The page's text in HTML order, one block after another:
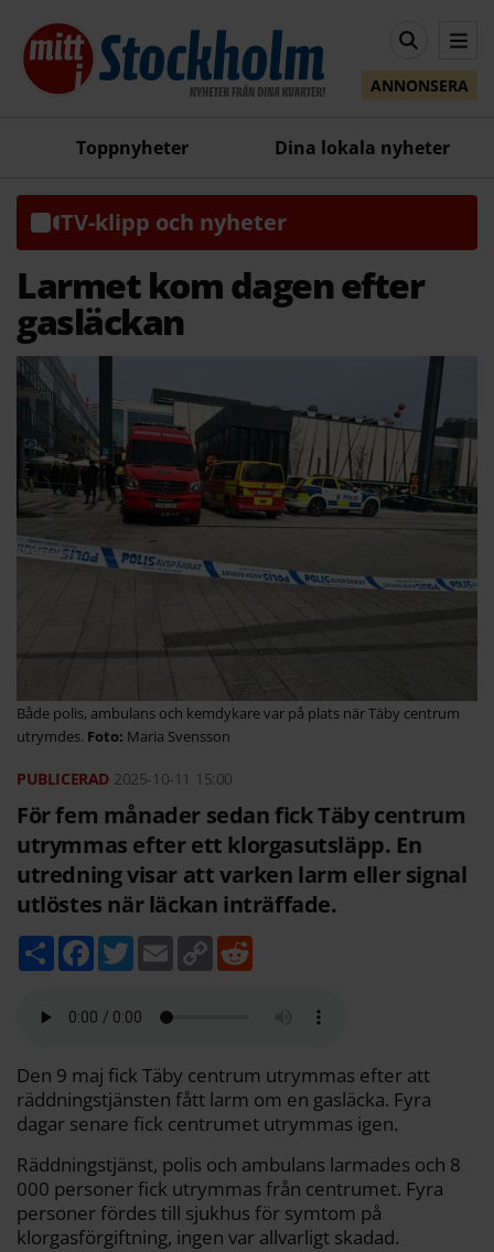
ANNONSERA
Toppnyheter Dina lokala nyheter
TV-klipp och nyheter
Larmet kom dagen efter
gasläckan
Både polis, ambulans och kemdykare var på plats när Täby centrum
utrymdes.
Maria Svensson
2025-10-11 15:00
För fem månader sedan fick Täby centrum
utrymmas efter ett klorgasutsläpp. En
utredning visar att varken larm eller signal
utlöstes när läckan inträffade.
D
e
F
b
k
T
w
t
E
m
C
o
k
Den 9 maj fick Täby centrum utrymmas efter att
räddningstjänsten fått larm om en gasläcka. Fyra
dagar senare fick centrumet utrymmas igen.
Räddningstjänst, polis och ambulans larmades och 8
000 personer fick utrymmas från centrumet. Fyra
personer fördes till sjukhus för symtom på
klorgasförgiftning, ingen var allvarligt skadad.